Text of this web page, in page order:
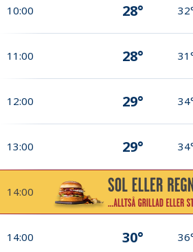
10:00 28°
11:00 28°
12:00 29°
13:00 29°
14:00
14:00 30°